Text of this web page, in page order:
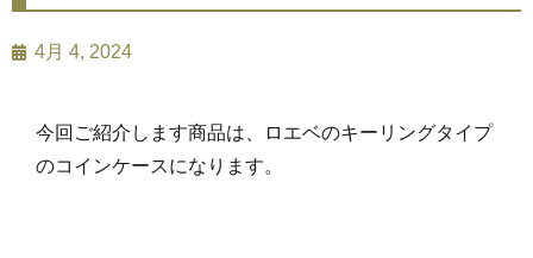
4月 4, 2024
今回ご紹介します商品は、ロエベのキーリングタイプ
のコインケースになります。